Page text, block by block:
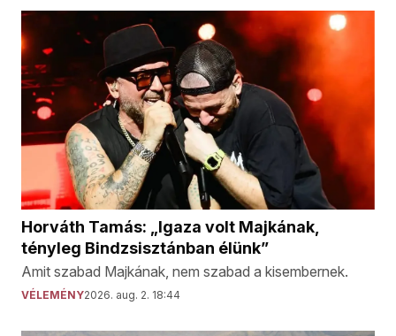
Horváth Tamás: „Igaza volt Majkának,
tényleg Bindzsisztánban élünk”
Amit szabad Majkának, nem szabad a kisembernek.
VÉLEMÉNY2026. aug. 2. 18:44